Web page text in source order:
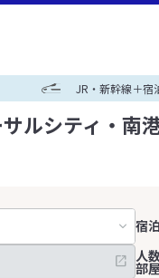
JR・新幹線＋宿
ルシティ・南
宿
人
部